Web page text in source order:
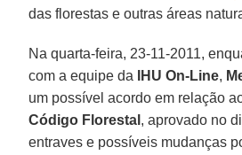
das florestas e outras áreas
Na quarta-feira, 23-11-2011,
com a equipe da
IHU On-Line,
um possível acordo em relação
Código Florestal , aprovado no
entraves e possíveis mudanças